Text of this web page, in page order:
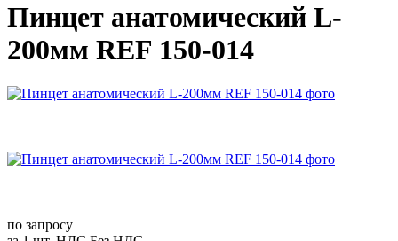
Пинцет анатомический L-
200мм REF 150-014
по запросу